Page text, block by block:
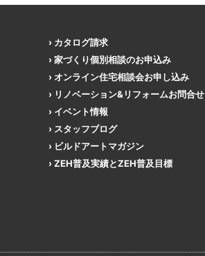
カタログ請求
家づくり個別相談のお申込み
オンライン住宅相談会お申し込み
リノベーション&リフォームお問合せ
イベント情報
スタッフブログ
ビルドアートマガジン
ZEH普及実績とZEH普及目標